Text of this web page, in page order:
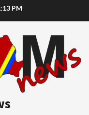
PM